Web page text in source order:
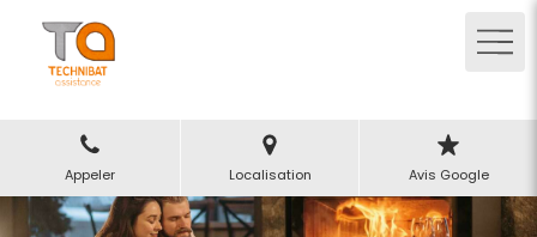
Appeler Localisation Avis Google